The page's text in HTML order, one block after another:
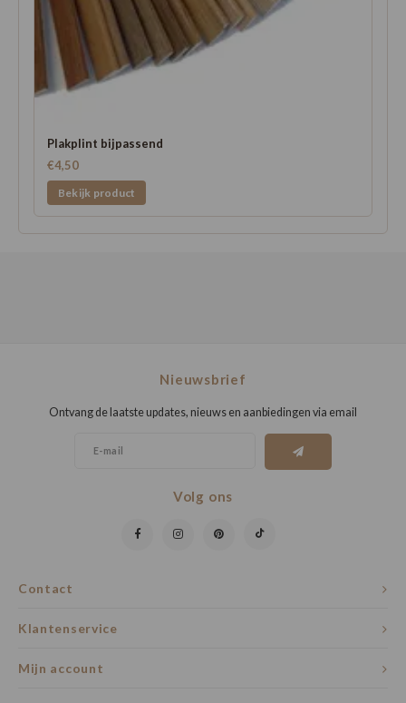
Plakplint bijpassend
€4,50
Bekijk product
Contact
Nieuwsbrief
Ontvang de laatste updates, nieuws en aanbiedingen via email
Volg ons
Klantenservice
Mijn account